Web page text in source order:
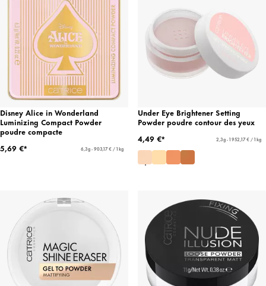
Disney Alice in Wonderland
Luminizing Compact Powder
poudre compacte
5,69 €*
6,3 g - 903,17 € / 1 kg
Under Eye Brightener Setting
Powder poudre contour des yeux
4,49 €*
2,3 g - 1 952,17 € / 1 kg